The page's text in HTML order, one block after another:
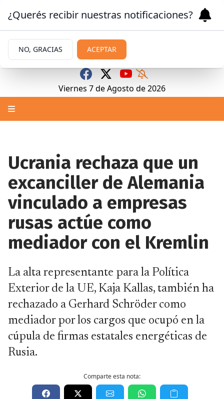
Viernes 7deAgosto de 2026
Ucrania rechaza que un
excanciller de Alemania
vinculado a empresas
rusas actúe como
mediador con el Kremlin
La alta representante para la Política
Exterior de la UE, Kaja Kallas, también ha
rechazado a Gerhard Schröder como
mediador por los cargos que ocupó en la
cúpula de firmas estatales energéticas de
Rusia.
Comparte esta nota:
¿Querés recibir nuestras notificaciones?
NO, GRACIAS ACEPTAR